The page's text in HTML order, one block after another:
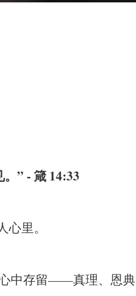
” - 箴 14:33
里。
中存留——真理、恩典